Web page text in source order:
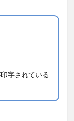
字されている